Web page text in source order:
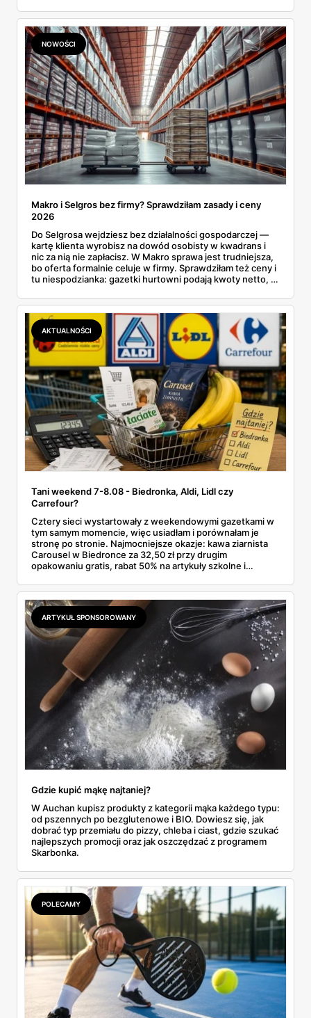
prawie 140 zł za kilogram, ale lody do mrożenia i rurki
waflowe bronią się nawet bez rabatu.
NOWOŚCI
Makro i Selgros bez firmy? Sprawdziłam zasady i ceny
2026
Do Selgrosa wejdziesz bez działalności gospodarczej —
kartę klienta wyrobisz na dowód osobisty w kwadrans i
nic za nią nie zapłacisz. W Makro sprawa jest trudniejsza,
bo oferta formalnie celuje w firmy. Sprawdziłam też ceny i
tu niespodzianka: gazetki hurtowni podają kwoty netto, a
zawsze wygrywa — ta sama kawa ziarnista kosztuje w
Makro ponad dwa razy więcej niż w weekendowej
promocji dyskontu.
AKTUALNOŚCI
Tani weekend 7-8.08 - Biedronka, Aldi, Lidl czy
Carrefour?
Cztery sieci wystartowały z weekendowymi gazetkami w
tym samym momencie, więc usiadłam i porównałam je
stronę po stronie. Najmocniejsze okazje: kawa ziarnista
Carousel w Biedronce za 32,50 zł przy drugim
opakowaniu gratis, rabat 50% na artykuły szkolne i
2,99 zł za kilogram, ale wyłącznie w sobotę z aplikacją. Aldi
odpowiada masłem za 2,99 zł. Werdykt w skrócie:
najwięcej wyciśniesz z Biedronki, po świeże warzywa jedź
do Aldi.
ARTYKUŁ SPONSOROWANY
Gdzie kupić mąkę najtaniej?
W Auchan kupisz produkty z kategorii mąka każdego typu:
od pszennych po bezglutenowe i BIO. Dowiesz się, jak
dobrać typ przemiału do pizzy, chleba i ciast, gdzie szukać
najlepszych promocji oraz jak oszczędzać z programem
Skarbonka.
POLECAMY